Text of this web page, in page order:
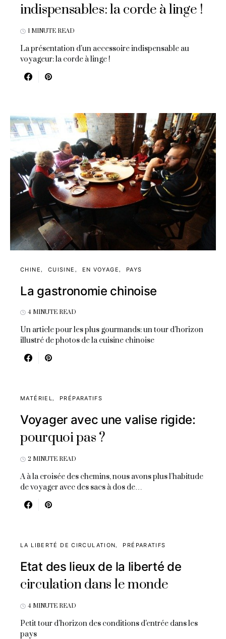
indispensables: la corde à linge !
1 MINUTE READ
La présentation d'un accessoire indispensable au
voyageur: la corde à linge !
CHINE CUISINE EN VOYAGE PAYS
La gastronomie chinoise
4 MINUTE READ
Un article pour les plus gourmands: un tour d'horizon
illustré de photos de la cuisine chinoise
MATÉRIEL PRÉPARATIFS
Voyager avec une valise rigide:
pourquoi pas ?
2 MINUTE READ
A à la croisée des chemins, nous avons plus l’habitude
de voyager avec des sacs à dos de…
LA LIBERTÉ DE CIRCULATION PRÉPARATIFS
Etat des lieux de la liberté de
circulation dans le monde
4 MINUTE READ
Petit tour d'horizon des conditions d'entrée dans les
pays